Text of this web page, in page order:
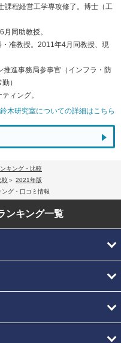
課程経営工学専攻修了。博士（工
同助教授。
准教授。2011年4月同教授、現
進事務局参事官（インフラ・防
）
ィング。
木研究室についての詳細はこちら
キング・比較
較
2021年版
グ・口コミ情報
ンキング一覧